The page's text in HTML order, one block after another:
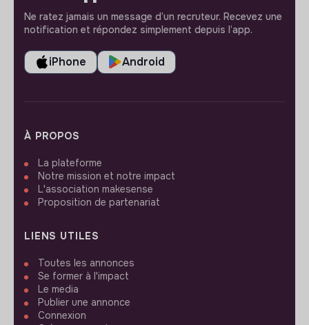
Ne ratez jamais un message d’un recruteur. Recevez une
notification et répondez simplement depuis l’app.
iPhone Android
À PROPOS
La plateforme
Notre mission et notre impact
L'association makesense
Proposition de partenariat
LIENS UTILES
Toutes les annonces
Se former à l'impact
Le media
Publier une annonce
Connexion